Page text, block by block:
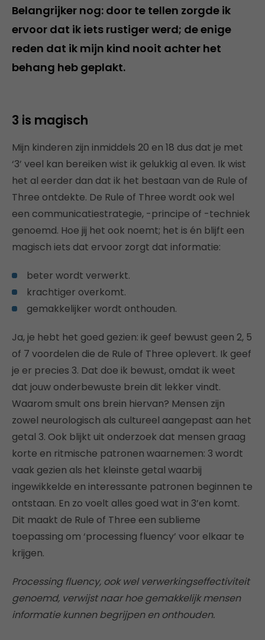
Belangrijker nog: door te tellen zorgde ik
ervoor dat ik iets rustiger werd; de enige
reden dat ik mijn kind nooit achter het
behang heb geplakt.
3 is magisch
Mijn kinderen zijn inmiddels 20 en 18 dus dat je met
‘3’ veel kan bereiken wist ik gelukkig al even. Ik wist
het al eerder dan dat ik het bestaan van de Rule of
Three ontdekte. De Rule of Three wordt ook wel
een communicatiestrategie, -principe of -techniek
genoemd. Hoe jij het ook noemt; het is én blijft een
magisch iets dat ervoor zorgt dat informatie:
beter wordt verwerkt.
krachtiger overkomt.
gemakkelijker wordt onthouden.
Ja, je hebt het goed gezien: ik geef bewust geen 2, 5
of 7 voordelen die de Rule of Three oplevert. Ik geef
je er precies 3. Dat doe ik bewust, omdat ik weet
dat jouw onderbewuste brein dit lekker vindt.
Waarom smult ons brein hiervan? Mensen zijn
zowel neurologisch als cultureel aangepast aan het
getal 3. Ook blijkt uit onderzoek dat mensen graag
korte en ritmische patronen waarnemen: 3 wordt
vaak gezien als het kleinste getal waarbij
ingewikkelde en interessante patronen beginnen te
ontstaan. En zo voelt alles goed wat in 3’en komt.
Dit maakt de Rule of Three een sublieme
toepassing om ‘processing fluency’ voor elkaar te
krijgen.
Processing fluency, ook wel verwerkingseffectiviteit
genoemd, verwijst naar hoe gemakkelijk mensen
informatie kunnen begrijpen en onthouden.